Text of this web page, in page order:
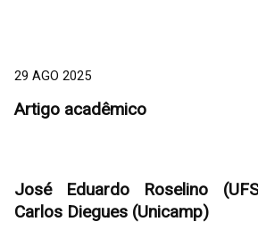
29 AGO 2025
Artigo acadêmico
José Eduardo Roselino
Carlos Diegues (Unicamp)